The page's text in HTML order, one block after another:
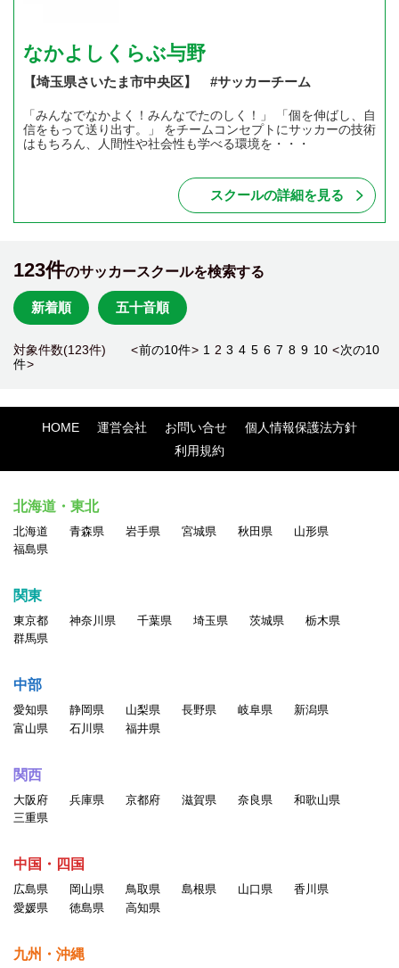
なかよしくらぶ与野
【埼玉県さいたま市中央区】 #サッカーチーム
「みんなでなかよく！みんなでたのしく！」 「個を伸ばし、自
信をもって送り出す。」 をチームコンセプトにサッカーの技術
はもちろん、人間性や社会性も学べる環境を・・・
スクールの詳細を見る
123件のサッカースクールを検索する
新着順 五十音順
対象件数(123件) <前の10件> 1 2 3 4 5 6 7 8 9 10 <次の10
件>
HOME 運営会社 お問い合せ
個人情報保護法方針
利用規約
北海道・東北
北海道 青森県 岩手県 宮城県 秋田県
山形県
福島県
関東
東京都 神奈川県 千葉県 埼玉県 茨城県
栃木県
群馬県
中部
愛知県 静岡県 山梨県 長野県 岐阜県
新潟県
富山県
石川県 福井県
関西
大阪府 兵庫県 京都府 滋賀県 奈良県
和歌山県
三重県
中国・四国
広島県 岡山県 鳥取県 島根県 山口県
香川県
愛媛県
徳島県 高知県
九州・沖縄